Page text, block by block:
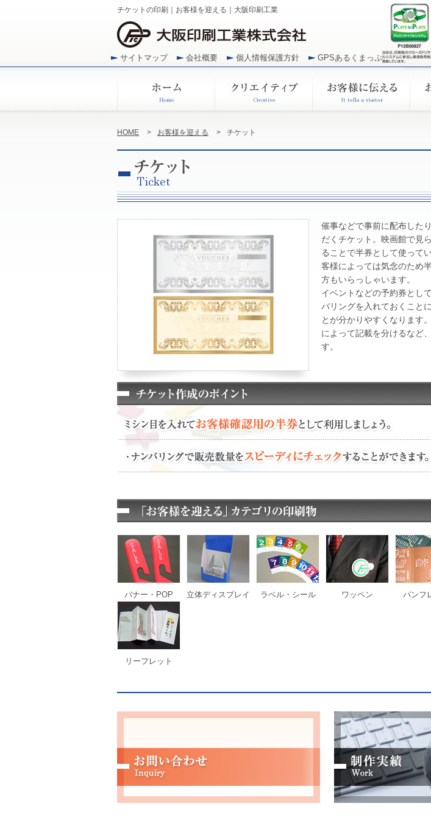
チケットの印刷｜お客様を迎える｜大阪印刷工業
サイトマップ 会社概要 個人情報保護方針 GPSあるくまっぷ
HOME > お客様を迎える > チケット
催事などで事前に配布した
だくチケット。映画館で見
ることで半券として使って
客様によっては気念のため
方もいらっしゃいます。
イベントなどの予約券とし
バリングを入れておくこと
とが分かりやすくなります
によって記載を分けるなど
す。
バナー・POP 立体ディスプレイ ラベル・シール ワッペン パンフ
リーフレット